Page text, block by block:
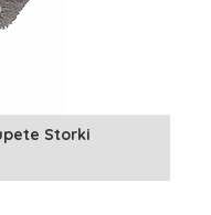
Storki